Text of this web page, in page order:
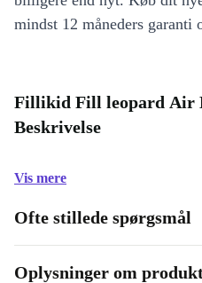
mindst 12 måneders garanti
Fillikid Fill leopard Air
Beskrivelse
Vis mere
Ofte stillede spørgsmål
Oplysninger om